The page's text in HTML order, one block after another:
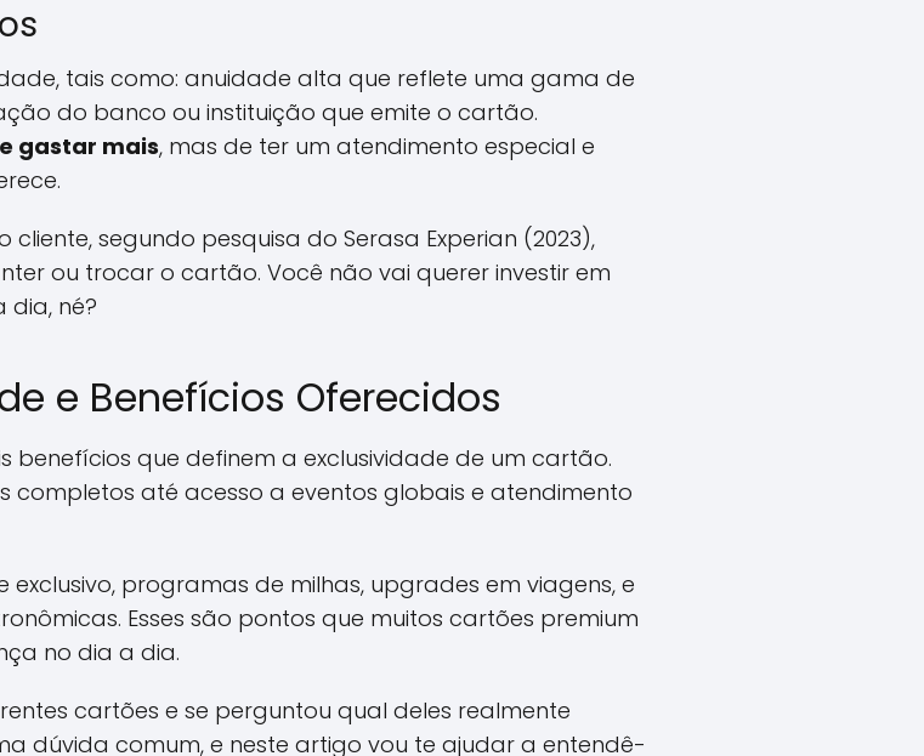
tais como: anuidade alta que reflete uma gama de
do banco ou instituição que emite o cartão.
gastar mais, mas de ter um atendimento especial e
segundo pesquisa do Serasa Experian (2023),
ou trocar o cartão. Você não vai querer investir em
né?
e Benefícios Oferecidos
benefícios que definem a exclusividade de um cartão.
completos até acesso a eventos globais e atendimento
exclusivo, programas de milhas, upgrades em viagens, e
Esses são pontos que muitos cartões premium
no dia a dia.
cartões e se perguntou qual deles realmente
dúvida comum, e neste artigo vou te ajudar a entendê-